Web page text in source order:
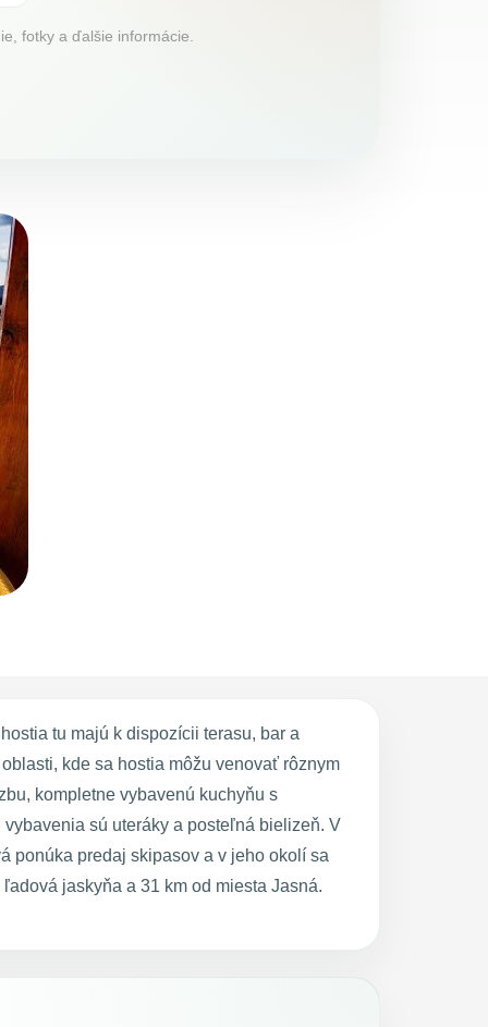
fotky a ďalšie informácie.
tu majú k dispozícii terasu, bar a
kde sa hostia môžu venovať rôznym
kompletne vybavenú kuchyňu s
sú uteráky a posteľná bielizeň. V
ponúka predaj skipasov a v jeho okolí sa
jaskyňa a 31 km od miesta Jasná.